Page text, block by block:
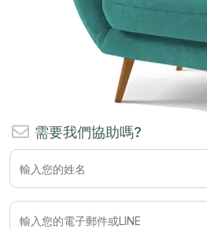
需要我們協助嗎?